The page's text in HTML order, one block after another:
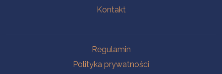
Kontakt
Regulamin
Polityka prywatności